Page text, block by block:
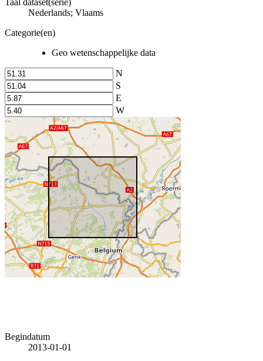
Nederlands; Vlaams
Categorie(en)
Geo wetenschappelijke data
N
S
E
W
Begindatum
2013-01-01